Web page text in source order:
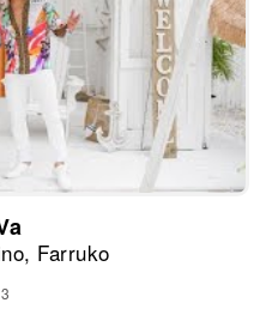
Farruko
3